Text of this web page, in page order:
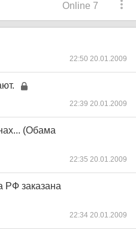
Online 7
22:50 20.01.2009
22:39 20.01.2009
(Обама
22:35 20.01.2009
РФ заказана
22:34 20.01.2009